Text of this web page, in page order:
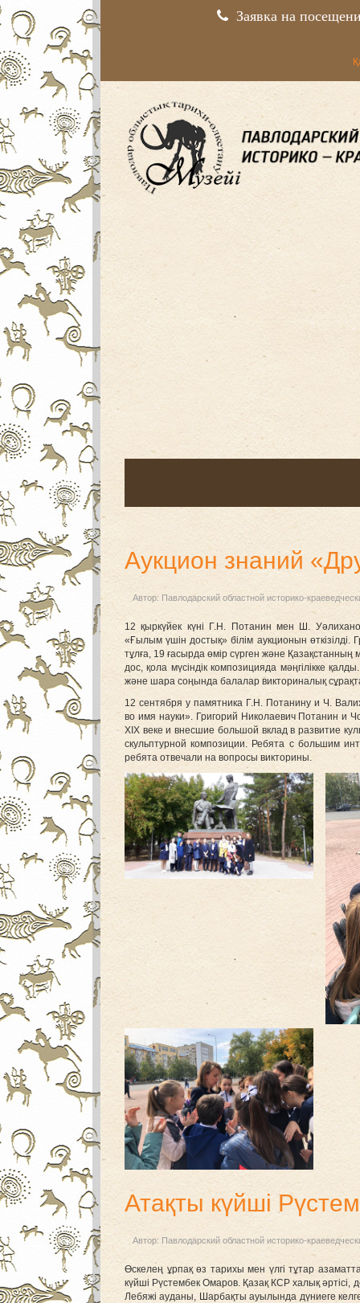
Заявка на
Аукцион знаний
Автор: Павлодарский областной историко-
12 қыркүйек күні Г.Н. Потанин мен Ш.
«Ғылым үшін достық» білім аукционын
тұлға, 19 ғасырда өмір сүрген және
дос, қола мүсіндік композицияда мәңгілікке
және шара соңында балалар викториналық
12 сентября у памятника Г.Н. Потанину и Ч.
во имя науки». Григорий Николаевич Потанин и
XIX веке и внесшие большой вклад в развитие
скульптурной композиции. Ребята с большим
ребята отвечали на вопросы викторины.
Атақты күйші
Автор: Павлодарский областной историко-
Өскелең ұрпақ өз тарихы мен үлгі тұтар
күйші Рүстембек Омаров. Қазақ КСР халық
Лебяжі ауданы, Шарбақты ауылында дүниеге